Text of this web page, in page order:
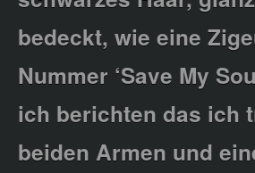
bedeckt, wie eine
Nummer ‘Save My
ich berichten das ich
beiden Armen und